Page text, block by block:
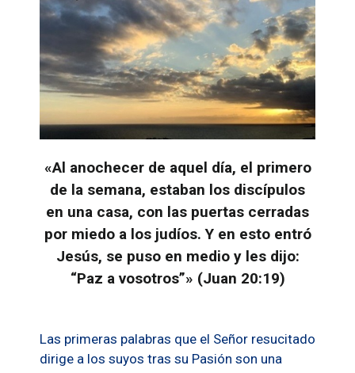
«Al anochecer de aquel día, el primero
de la semana, estaban los discípulos
en una casa, con las puertas cerradas
por miedo a los judíos. Y en esto entró
Jesús, se puso en medio y les dijo:
“Paz a vosotros”» (Juan 20:19)
Las primeras palabras que el Señor resucitado
dirige a los suyos tras su Pasión son una